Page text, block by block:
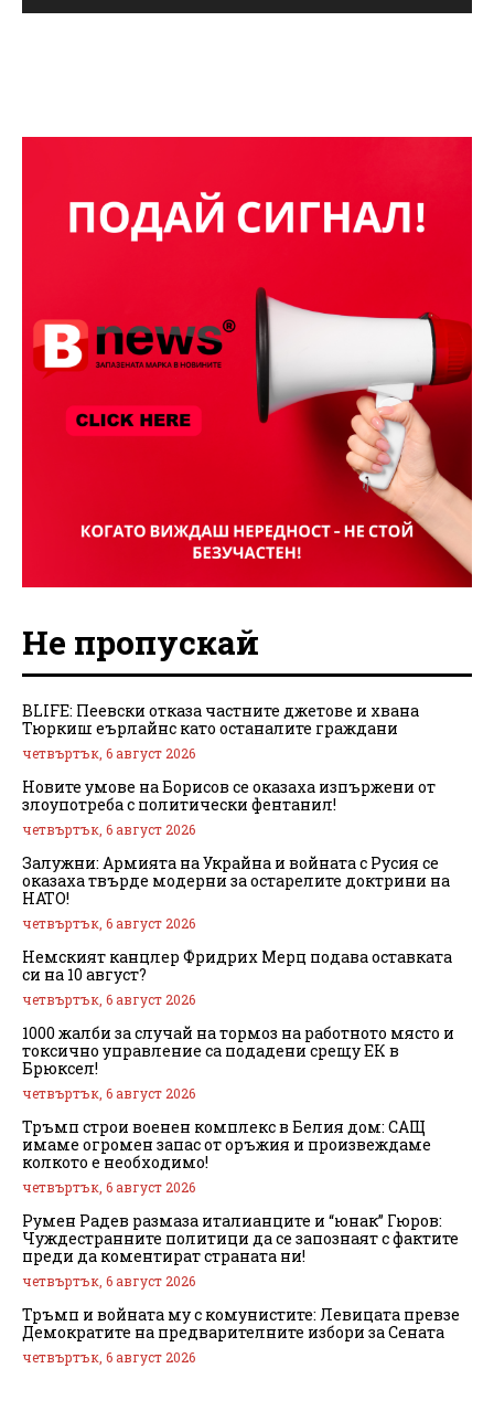
Не пропускай
BLIFE: Пеевски отказа частните джетове и хвана
Тюркиш еърлайнс като останалите граждани
четвъртък, 6 август 2026
Новите умове на Борисов се оказаха изпържени от
злоупотреба с политически фентанил!
четвъртък, 6 август 2026
Залужни: Армията на Украйна и войната с Русия се
оказаха твърде модерни за остарелите доктрини на
НАТО!
четвъртък, 6 август 2026
Немският канцлер Фридрих Мерц подава оставката
си на 10 август?
четвъртък, 6 август 2026
1000 жалби за случай на тормоз на работното място и
токсично управление са подадени срещу ЕК в
Брюксел!
четвъртък, 6 август 2026
Тръмп строи военен комплекс в Белия дом: САЩ
имаме огромен запас от оръжия и произвеждаме
колкото е необходимо!
четвъртък, 6 август 2026
Румен Радев размаза италианците и “юнак” Гюров:
Чуждестранните политици да се запознаят с фактите
преди да коментират страната ни!
четвъртък, 6 август 2026
Тръмп и войната му с комунистите: Левицата превзе
Демократите на предварителните избори за Сената
четвъртък, 6 август 2026